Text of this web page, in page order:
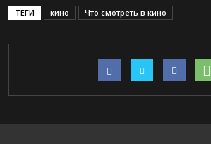
ТЕГИ кино Что смотреть в кино